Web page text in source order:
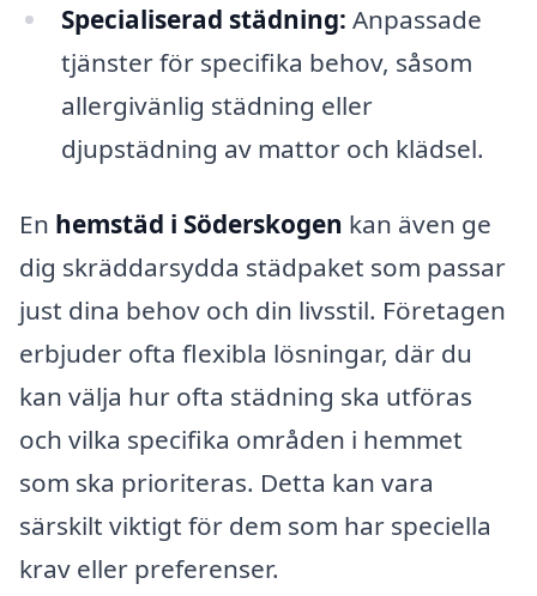
Specialiserad städning: Anpassade
tjänster för specifika behov, såsom
allergivänlig städning eller
djupstädning av mattor och klädsel.
En hemstäd i Söderskogen kan även ge
dig skräddarsydda städpaket som passar
just dina behov och din livsstil. Företagen
erbjuder ofta flexibla lösningar, där du
kan välja hur ofta städning ska utföras
och vilka specifika områden i hemmet
som ska prioriteras. Detta kan vara
särskilt viktigt för dem som har speciella
krav eller preferenser.